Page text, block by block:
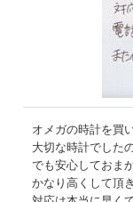
オメガの時計を買
大切な時計でした
でも安心しておま
かなり高くして頂